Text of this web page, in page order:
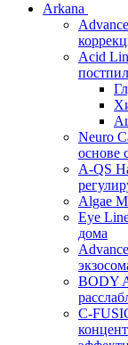
Arkana
Acid
Neuro
основе
A-QS
Algae
Eye
дома
BODY
C-